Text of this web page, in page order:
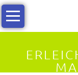
Navigation
überspringen
Infos
Allgemeine